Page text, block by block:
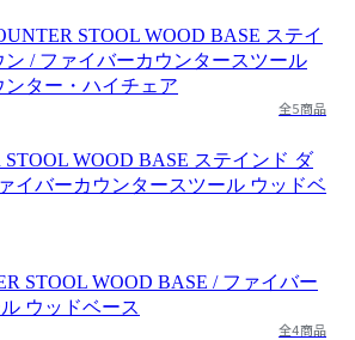
全5商品
WOOD BASE ステインド ダ
イバーカウンタースツール ウッドベ
全4商品